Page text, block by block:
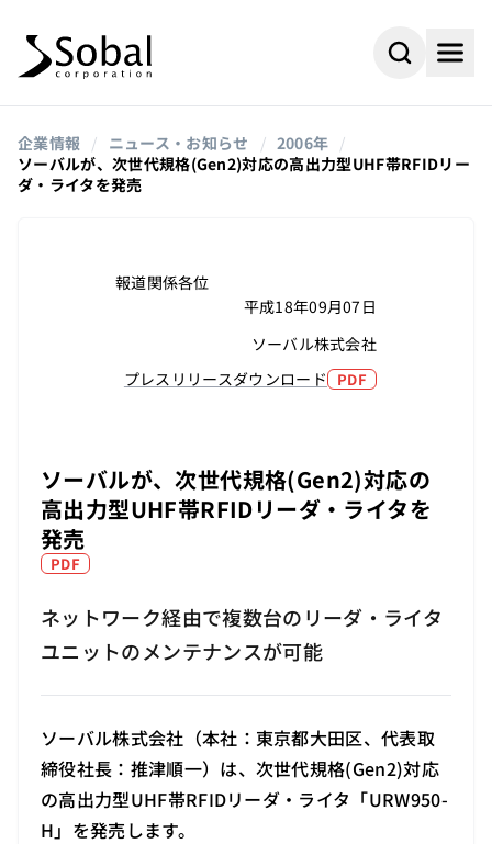
企業情報 / ニュース・お知らせ / 2006年 /
ソーバルが、次世代規格(Gen2)対応の高出力型UHF帯RFIDリー
ダ・ライタを発売
報道関係各位
平成18年09月07日
ソーバル株式会社
プレスリリースダウンロード PDF
ソーバルが、次世代規格(Gen2)対応の
高出力型UHF帯RFIDリーダ・ライタを
発売
PDF
ネットワーク経由で複数台のリーダ・ライタ
ユニットのメンテナンスが可能
ソーバル株式会社（本社：東京都大田区、代表取
締役社長：推津順一）は、次世代規格(Gen2)対応
の高出力型UHF帯RFIDリーダ・ライタ「URW950-
H」を発売します。